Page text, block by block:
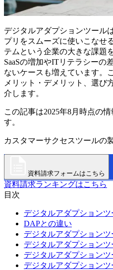
デジタルアダプションツール
プリをスムーズに使いこなせ
テムという企業の大きな課題
SaaSの増加やITリテラシーの
ないケースも増えています。
メリット・デメリット、選び
介します。
この記事は2025年8月時点の
す。
カスタマーサクセスツールの
資料請求フォームはこちら
資料請求ランキングはこちら
目次
デジタルアダプションツ
DAPとの違い
デジタルアダプション
デジタルアダプション
デジタルアダプション
デジタルアダプション